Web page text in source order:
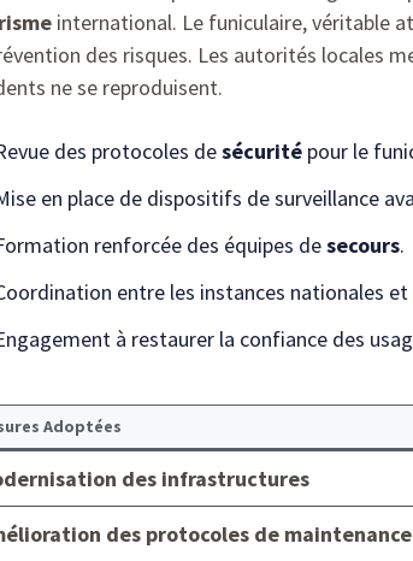
international. Le funiculaire, véritable
des risques. Les autorités locales
ne se reproduisent.
des protocoles desécurité pour le
en place de dispositifs de surveillance
renforcée des équipes desecours.
entre les instances nationales
à restaurer la confiance des
Adoptées
des infrastructures
des protocoles de maintenance